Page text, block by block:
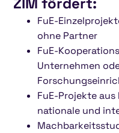
FuE-
ohne Partner
FuE-
Unternehmen
FuE-Projekte
nationale und